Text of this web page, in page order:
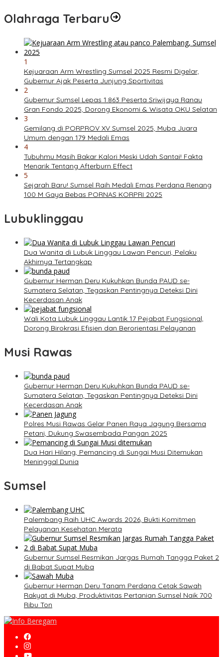
Olahraga Terbaru
1
Kejuaraan Arm Wrestling Sumsel 2025 Resmi Digelar,
Gubernur Ajak Peserta Junjung Sportivitas
2
Gubernur Sumsel Lepas 1.863 Peserta Sriwijaya Ranau
Gran Fondo 2025, Dorong Ekonomi & Wisata OKU Selatan
3
Gemilang di PORPROV XV Sumsel 2025, Muba Juara
Umum dengan 179 Medali Emas
4
Tubuhmu Masih Bakar Kalori Meski Udah Santai! Fakta
Menarik Tentang Afterburn Effect
5
Sejarah Baru! Sumsel Raih Medali Emas Perdana Renang
100 M Gaya Bebas PORNAS KORPRI 2025
Lubuklinggau
Dua Wanita di Lubuk Linggau Lawan Pencuri, Pelaku
Akhirnya Tertangkap
Gubernur Herman Deru Kukuhkan Bunda PAUD se-
Sumatera Selatan, Tegaskan Pentingnya Deteksi Dini
Kecerdasan Anak
Wali Kota Lubuk Linggau Lantik 17 Pejabat Fungsional,
Dorong Birokrasi Efisien dan Berorientasi Pelayanan
Musi Rawas
Gubernur Herman Deru Kukuhkan Bunda PAUD se-
Sumatera Selatan, Tegaskan Pentingnya Deteksi Dini
Kecerdasan Anak
Polres Musi Rawas Gelar Panen Raya Jagung Bersama
Petani, Dukung Swasembada Pangan 2025
Dua Hari Hilang, Pemancing di Sungai Musi Ditemukan
Meninggal Dunia
Sumsel
Palembang Raih UHC Awards 2026, Bukti Komitmen
Pelayanan Kesehatan Merata
Gubernur Sumsel Resmikan Jargas Rumah Tangga Paket 2
di Babat Supat Muba
Gubernur Herman Deru Tanam Perdana Cetak Sawah
Rakyat di Muba, Produktivitas Pertanian Sumsel Naik 700
Ribu Ton